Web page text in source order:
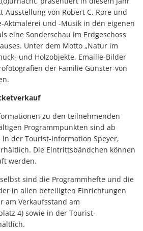
Ausstellung von Robert C. Rore und
Aktmalerei und -Musik in den eigenen
eine Sonderschau im Erdgeschoss
Unter dem Motto „Natur im
und Holzobjekte, Emaille-Bilder
der Familie Günster-von
zu den teilnehmenden
Programmpunkten sind ab
in der Tourist-Information Speyer,
Die Eintrittsbändchen können
werden.
sind die Programmhefte und die
in allen beteiligten Einrichtungen
am Verkaufsstand am
4) sowie in der Tourist-